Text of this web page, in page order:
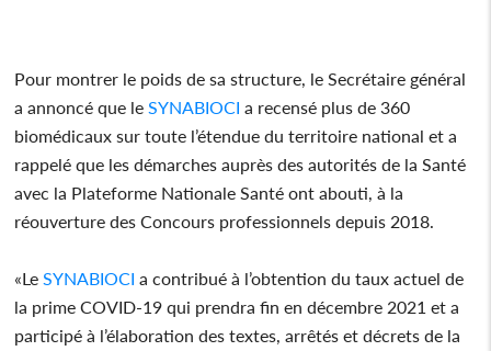
Pour montrer le poids de sa structure, le Secrétaire général
a annoncé que le SYNABIOCI a recensé plus de 360
biomédicaux sur toute l’étendue du territoire national et a
rappelé que les démarches auprès des autorités de la Santé
avec la Plateforme Nationale Santé ont abouti, à la
réouverture des Concours professionnels depuis 2018.
«Le SYNABIOCI a contribué à l’obtention du taux actuel de
la prime COVID-19 qui prendra fin en décembre 2021 et a
participé à l’élaboration des textes, arrêtés et décrets de la